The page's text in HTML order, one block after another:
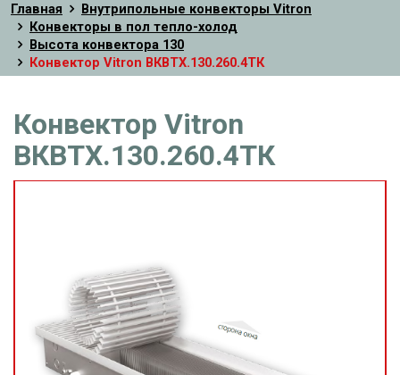
Главная
Внутрипольные конвекторы Vitron
Конвекторы в пол тепло-холод
Высота конвектора 130
Конвектор Vitron ВКВТХ.130.260.4ТК
Конвектор Vitron
ВКВТХ.130.260.4ТК